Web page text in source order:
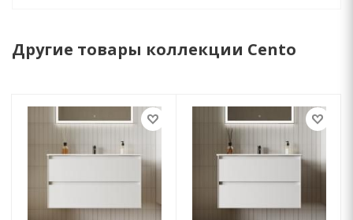
Другие товары коллекции Cento